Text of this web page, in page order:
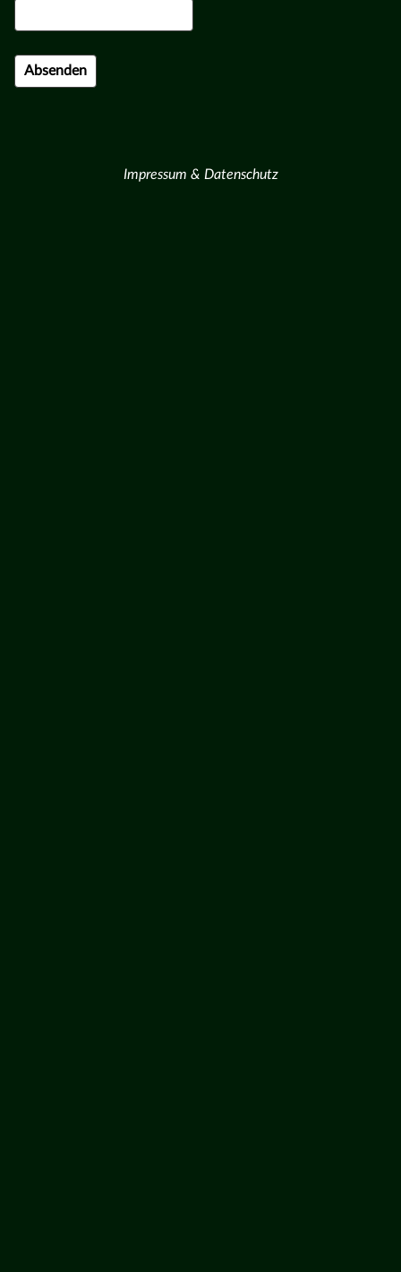
Impressum & Datenschutz